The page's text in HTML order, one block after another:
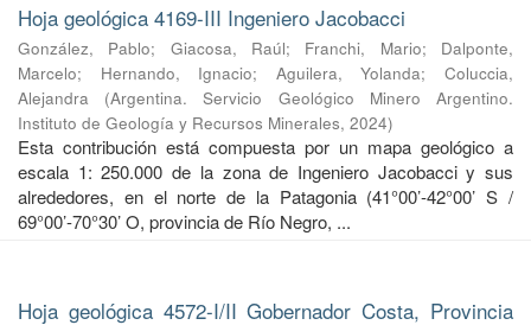
Hoja geológica 4169-III Ingeniero Jacobacci
González, Pablo; Giacosa, Raúl; Franchi, Mario; Dalponte,
Marcelo; Hernando, Ignacio; Aguilera, Yolanda;Coluccia,
Alejandra
(Argentina. Servicio Geológico Minero Argentino.
Instituto de Geología y Recursos Minerales, 2024)
Esta contribución está compuesta por un mapa geológico a
escala 1: 250.000 de la zona de Ingeniero Jacobacci y sus
alrededores, en el norte de la Patagonia (41°00’-42°00’ S /
69°00’-70°30’ O, provincia de Río Negro, ...
Hoja geológica 4572-I/II Gobernador Costa, Provincia